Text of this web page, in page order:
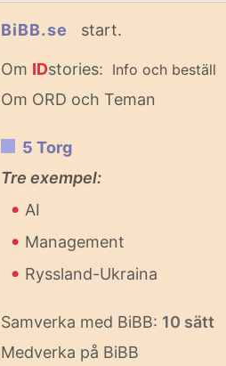
BiBB.se start.
Om IDstories: Info och beställ
Om ORD och Teman
5 Torg
Tre exempel:
• AI
• Management
• Ryssland-Ukraina
Samverka med BiBB: 10 sätt
Medverka på BiBB